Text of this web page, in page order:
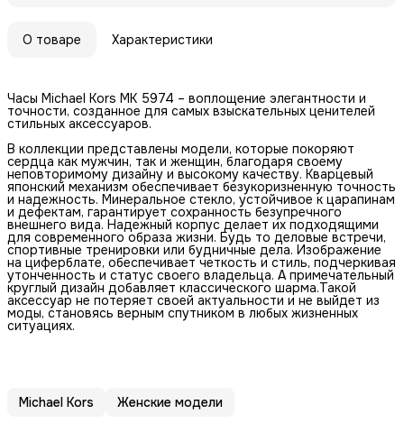
О товаре Характеристики
Часы Michael Kors MK 5974 – воплощение элегантности и
точности, созданное для самых взыскательных ценителей
стильных аксессуаров.
В коллекции представлены модели, которые покоряют
сердца как мужчин, так и женщин, благодаря своему
неповторимому дизайну и высокому качеству. Кварцевый
японский механизм обеспечивает безукоризненную точность
и надежность. Минеральное стекло, устойчивое к царапинам
и дефектам, гарантирует сохранность безупречного
внешнего вида. Надежный корпус делает их подходящими
для современного образа жизни. Будь то деловые встречи,
спортивные тренировки или будничные дела. Изображение
на циферблате, обеспечивает четкость и стиль, подчеркивая
утонченность и статус своего владельца. А примечательный
круглый дизайн добавляет классического шарма.Такой
аксессуар не потеряет своей актуальности и не выйдет из
моды, становясь верным спутником в любых жизненных
ситуациях.
Michael Kors Женские модели